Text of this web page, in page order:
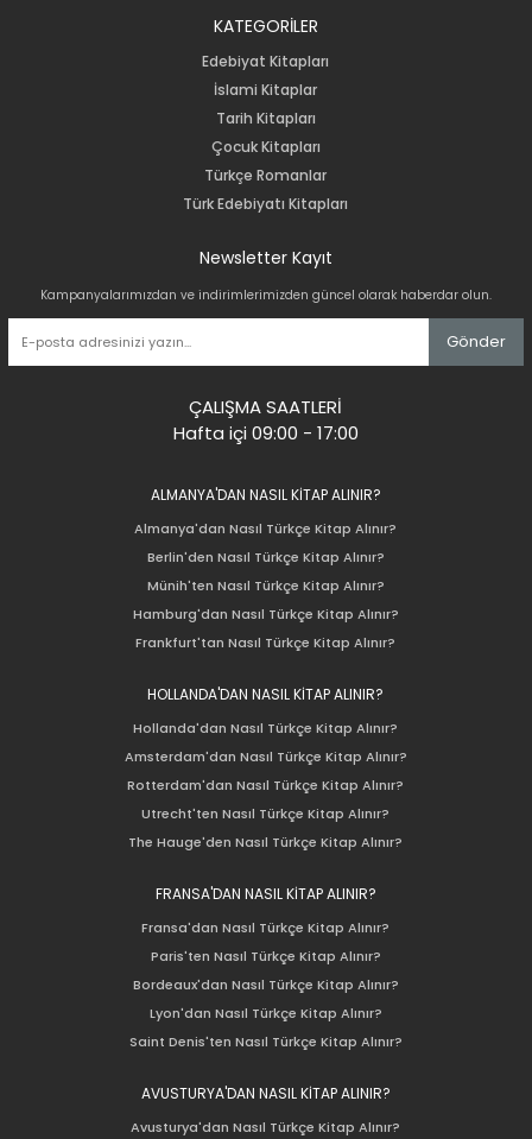
KATEGORİLER
Edebiyat Kitapları
İslami Kitaplar
Tarih Kitapları
Çocuk Kitapları
Türkçe Romanlar
Türk Edebiyatı Kitapları
Newsletter Kayıt
Kampanyalarımızdan ve indirimlerimizden güncel olarak haberdar olun.
Gönder
ÇALIŞMA SAATLERİ
Hafta içi 09:00 - 17:00
ALMANYA'DAN NASIL KİTAP ALINIR?
Almanya'dan Nasıl Türkçe Kitap Alınır?
Berlin'den Nasıl Türkçe Kitap Alınır?
Münih'ten Nasıl Türkçe Kitap Alınır?
Hamburg'dan Nasıl Türkçe Kitap Alınır?
Frankfurt'tan Nasıl Türkçe Kitap Alınır?
HOLLANDA'DAN NASIL KİTAP ALINIR?
Hollanda'dan Nasıl Türkçe Kitap Alınır?
Amsterdam'dan Nasıl Türkçe Kitap Alınır?
Rotterdam'dan Nasıl Türkçe Kitap Alınır?
Utrecht'ten Nasıl Türkçe Kitap Alınır?
The Hauge'den Nasıl Türkçe Kitap Alınır?
FRANSA'DAN NASIL KİTAP ALINIR?
Fransa'dan Nasıl Türkçe Kitap Alınır?
Paris'ten Nasıl Türkçe Kitap Alınır?
Bordeaux'dan Nasıl Türkçe Kitap Alınır?
Lyon'dan Nasıl Türkçe Kitap Alınır?
Saint Denis'ten Nasıl Türkçe Kitap Alınır?
AVUSTURYA'DAN NASIL KİTAP ALINIR?
Avusturya'dan Nasıl Türkçe Kitap Alınır?